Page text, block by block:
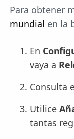
Para obtener
mundial en la
En
vaya a
Consulta
Utilice
tantas